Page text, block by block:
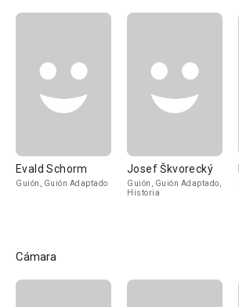
Evald Schorm
Guión, Guión Adaptado
Josef Škvorecký
Guión, Guión Adaptado,
Historia
Cámara